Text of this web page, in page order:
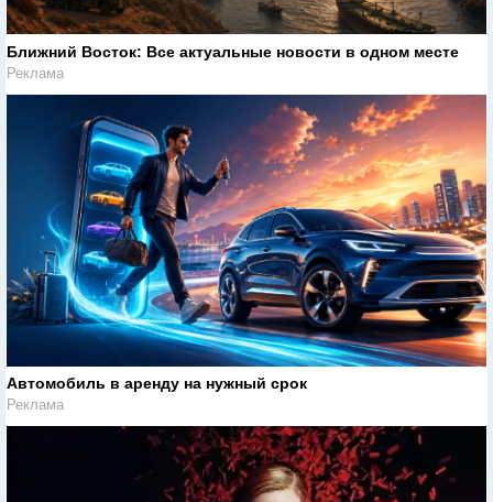
Ближний Восток: Все актуальные новости в одном месте
Реклама
Автомобиль в аренду на нужный срок
Реклама